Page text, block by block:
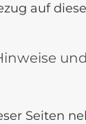
auf
Seiten